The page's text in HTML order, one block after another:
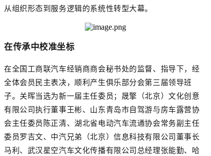
从组织形态到服务逻辑的系统性转型大幕。
在传承中校准坐标
在全国工商联汽车经销商商会秘书处的监督、指导下，经
全体会员民主表决，顺利产生俱乐部分会第三届领导班
子。关晖当选为新一届主任委员；晟擎（北京）文化创意
有限公司执行董事王彬、山东青岛市自驾游与房车露营协
会主任委员陈正清、湖北省电动汽车流通协会常务副主任
委员罗吉文、中汽兄弟（北京）信息科技有限公司董事长
马利、武汉星空汽车文化传播有限公司总经理张能勤、哈